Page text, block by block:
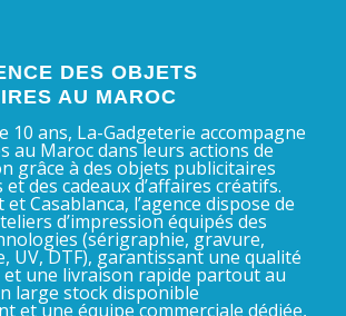
DES OBJETS
AU MAROC
10 ans, La-Gadgeterie accompagne
au Maroc dans leurs actions de
grâce à des objets publicitaires
des cadeaux d’affaires créatifs.
et Casablanca, l’agence dispose de
d’impression équipés des
(sérigraphie, gravure,
UV, DTF), garantissant une qualité
une livraison rapide partout au
large stock disponible
et une équipe commerciale dédiée,